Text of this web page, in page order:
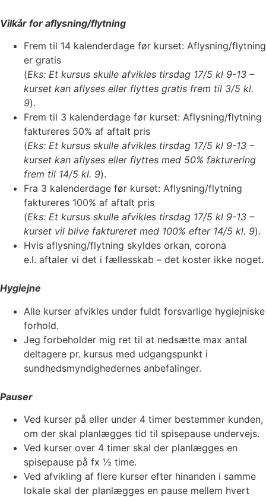
Vilkår for aflysning/flytning
Frem til 14 kalenderdage før kurset: Aflysning/flytning
er gratis
(Eks: Et kursus skulle afvikles tirsdag 17/5 kl 9-13 –
kurset kan aflyses eller flyttes gratis frem til 3/5 kl.
9).
Frem til 3 kalenderdage før kurset: Aflysning/flytning
faktureres 50% af aftalt pris
(Eks: Et kursus skulle afvikles tirsdag 17/5 kl 9-13 –
kurset kan aflyses eller flyttes med 50% fakturering
frem til 14/5 kl. 9).
Fra 3 kalenderdage før kurset: Aflysning/flytning
faktureres 100% af aftalt pris
(Eks: Et kursus skulle afvikles tirsdag 17/5 kl 9-13 –
kurset vil blive faktureret med 100% efter 14/5 kl. 9).
Hvis aflysning/flytning skyldes orkan, corona
e.l. aftaler vi det i fællesskab – det koster ikke noget.
Hygiejne
Alle kurser afvikles under fuldt forsvarlige hygiejniske
forhold.
Jeg forbeholder mig ret til at nedsætte max antal
deltagere pr. kursus med udgangspunkt i
sundhedsmyndighedernes anbefalinger.
Pauser
Ved kurser på eller under 4 timer bestemmer kunden,
om der skal planlægges tid til spisepause undervejs.
Ved kurser over 4 timer skal der planlægges en
spisepause på fx ½ time.
Ved afvikling af flere kurser efter hinanden i samme
lokale skal der planlægges en pause mellem hvert